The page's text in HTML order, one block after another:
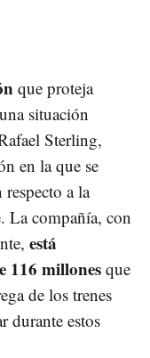
que proteja
situación
Sterling,
en la que se
a la
La compañía, con
está
116 millones que
de los trenes
durante estos